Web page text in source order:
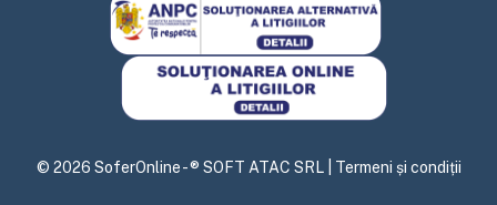
© 2026 SoferOnline - ® SOFT ATAC SRL | Termeni și condiții